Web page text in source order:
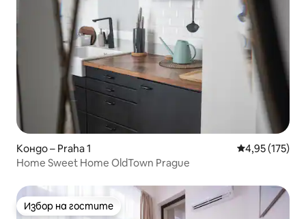
Кондо – Praha 1 Средна
4,95 (175)
Home Sweet Home OldTown Prague
Избор на гостите
Избор на гостите